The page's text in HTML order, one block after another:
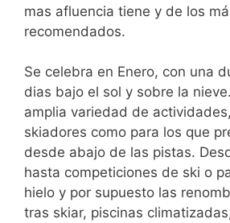
mas afluencia tiene y de los
recomendados.
Se celebra en Enero, con una
dias bajo el sol y sobre la
amplia variedad de
skiadores como para los que
desde abajo de las pistas.
hasta competiciones de ski o
hielo y por supuesto las
tras skiar, piscinas